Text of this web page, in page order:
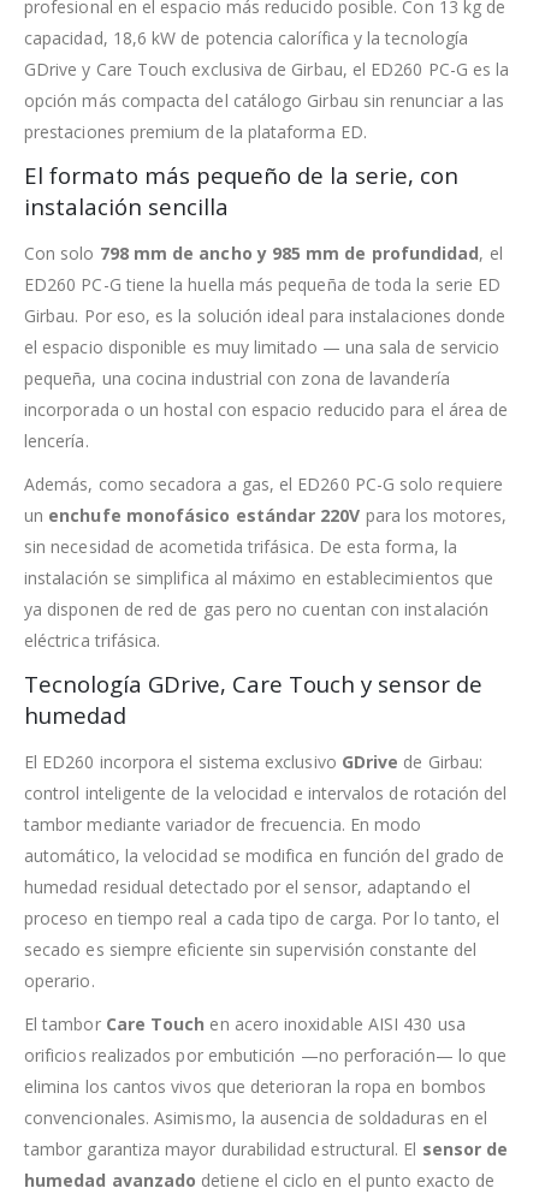
profesional en el espacio más reducido posible. Con 13 kg de
capacidad, 18,6 kW de potencia calorífica y la tecnología
GDrive y Care Touch exclusiva de Girbau, el ED260 PC-G es la
opción más compacta del catálogo Girbau sin renunciar a las
prestaciones premium de la plataforma ED.
El formato más pequeño de la serie, con
instalación sencilla
Con solo 798 mm de ancho y 985 mm de profundidad, el
ED260 PC-G tiene la huella más pequeña de toda la serie ED
Girbau. Por eso, es la solución ideal para instalaciones donde
el espacio disponible es muy limitado — una sala de servicio
pequeña, una cocina industrial con zona de lavandería
incorporada o un hostal con espacio reducido para el área de
lencería.
Además, como secadora a gas, el ED260 PC-G solo requiere
un enchufe monofásico estándar 220V para los motores,
sin necesidad de acometida trifásica. De esta forma, la
instalación se simplifica al máximo en establecimientos que
ya disponen de red de gas pero no cuentan con instalación
eléctrica trifásica.
Tecnología GDrive, Care Touch y sensor de
humedad
El ED260 incorpora el sistema exclusivo GDrive de Girbau:
control inteligente de la velocidad e intervalos de rotación del
tambor mediante variador de frecuencia. En modo
automático, la velocidad se modifica en función del grado de
humedad residual detectado por el sensor, adaptando el
proceso en tiempo real a cada tipo de carga. Por lo tanto, el
secado es siempre eficiente sin supervisión constante del
operario.
El tambor Care Touch en acero inoxidable AISI 430 usa
orificios realizados por embutición —no perforación— lo que
elimina los cantos vivos que deterioran la ropa en bombos
convencionales. Asimismo, la ausencia de soldaduras en el
tambor garantiza mayor durabilidad estructural. El sensor de
humedad avanzado detiene el ciclo en el punto exacto de